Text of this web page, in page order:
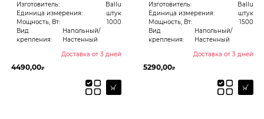
Изготовитель:
Ballu
Единица измерения:
штук
Мощность, Вт:
1000
Вид
крепления:
Напольный/
Настенный
Доставка от 3 дней
4490,00₽
Изготовитель:
Ballu
Единица измерения:
штук
Мощность, Вт:
1500
Вид
крепления:
Напольный/
Настенный
Доставка от 3 дней
5290,00₽